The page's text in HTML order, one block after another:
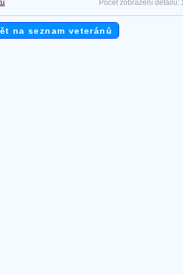
Počet zobrazení detailu:
na seznam veteránů